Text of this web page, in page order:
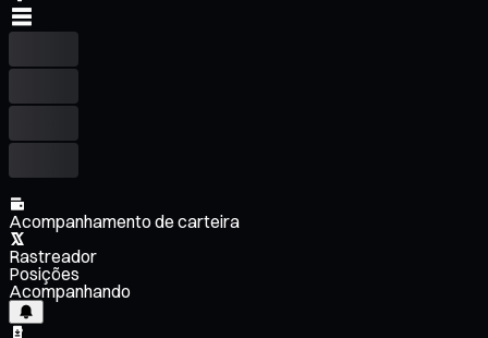
Acompanhamento de carteira
Rastreador
Posições
Acompanhando